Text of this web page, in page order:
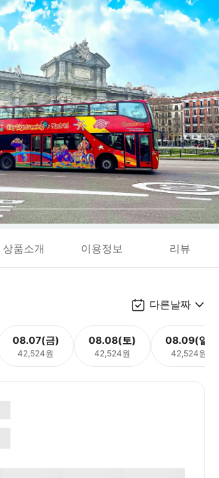
상품소개 이용정보 리뷰
다른날짜
08.07(금)
42,524원
08.08(토)
42,524원
08.09(일)
42,524원